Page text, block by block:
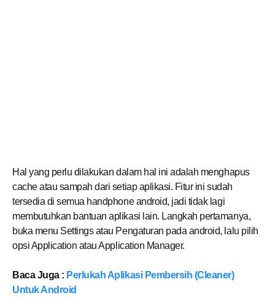
Hal yang perlu dilakukan dalam hal ini adalah menghapus
cache atau sampah dari setiap aplikasi. Fitur ini sudah
tersedia di semua handphone android, jadi tidak lagi
membutuhkan bantuan aplikasi lain. Langkah pertamanya,
buka menu Settings atau Pengaturan pada android, lalu pilih
opsi Application atau Application Manager.
Baca Juga : Perlukah Aplikasi Pembersih (Cleaner)
Untuk Android